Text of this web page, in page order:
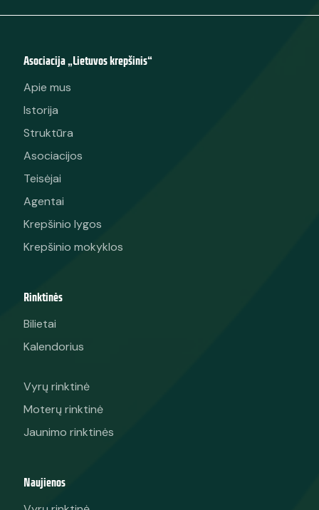
Asociacija „Lietuvos krepšinis“
Apie mus
Istorija
Struktūra
Asociacijos
Teisėjai
Agentai
Krepšinio lygos
Krepšinio mokyklos
Rinktinės
Bilietai
Kalendorius
Vyrų rinktinė
Moterų rinktinė
Jaunimo rinktinės
Naujienos